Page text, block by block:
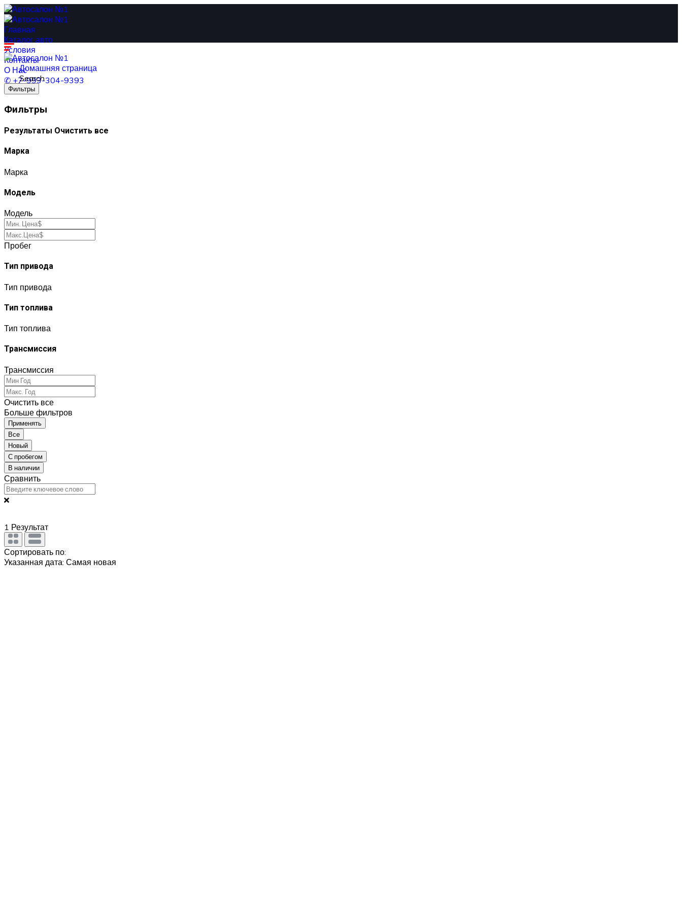
Главная
Каталог авто
Условия
Контакты
О Нас
✆ +7-993-304-9393
Домашняя страница
Search
Фильтры
Фильтры
Результаты Очистить все
Марка
Марка
Модель
Модель
Пробег
Тип привода
Тип привода
Тип топлива
Тип топлива
Трансмиссия
Трансмиссия
Очистить все
Больше фильтров
Применять
Все
Новый
С пробегом
В наличии
Сравнить
1 Результат
Сортировать по:
Указанная дата: Самая новая